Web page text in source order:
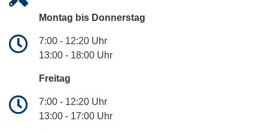
Montag bis Donnerstag
7:00 - 12:20 Uhr
13:00 - 18:00 Uhr
Freitag
7:00 - 12:20 Uhr
13:00 - 17:00 Uhr